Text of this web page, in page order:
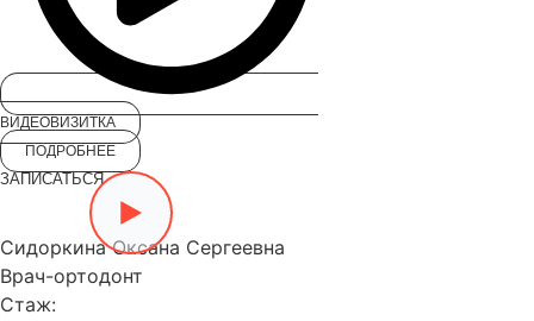
ВИДЕОВИЗИТКА
ПОДРОБНЕЕ
ЗАПИСАТЬСЯ
Сидоркина Оксана Сергеевна
Врач-ортодонт
Стаж: